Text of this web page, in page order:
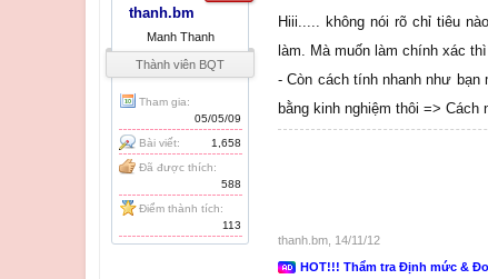
thanh.bm
Manh Thanh
Thành viên BQT
Tham gia:
05/05/09
Bài viết:
1,658
Đã được thích:
588
Điểm thành tích:
113
Hiii..... không nói rõ chỉ tiêu
làm. Mà muốn làm chính xác
- Còn cách tính nhanh như bạn
bằng kinh nghiệm thôi => Cách
thanh.bm 14/11/12
HOT!!! Thẩm tra Định mức &